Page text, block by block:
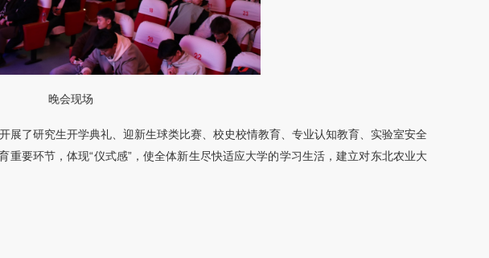
晚会现场
展了研究生开学典礼、迎新生球类比赛、校史校情教育、专业认知教育、实验室安全
要环节，体现“仪式感”，使全体新生尽快适应大学的学习生活，建立对东北农业大